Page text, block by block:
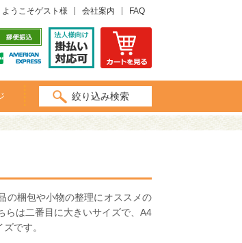
ようこそゲスト様 会社案内 FAQ
絞り込み検索
の梱包や小物の整理にオススメの
らは二番目に大きいサイズで、A4
です。